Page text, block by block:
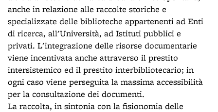
anche in relazione alle raccolte storiche e
specializzate delle biblioteche appartenenti ad Enti
di ricerca, all'Università, ad Istituti pubblici e
privati. L'integrazione delle risorse documentarie
viene incentivata anche attraverso il prestito
intersistemico ed il prestito interbibliotecario; in
ogni caso viene perseguita la massima accessibilità
per la consultazione dei documenti.
La raccolta, in sintonia con la fisionomia delle